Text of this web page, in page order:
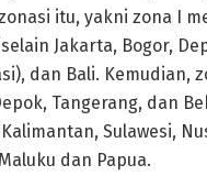
itu, yakni zona I
Jakarta, Bogor,
dan Bali. Kemudian,
Tangerang, dan
Sulawesi,
dan Papua.